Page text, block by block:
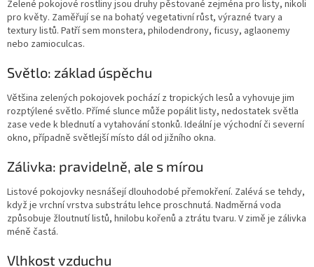
Zelené pokojové rostliny jsou druhy pěstované zejména pro listy, nikoli
pro květy. Zaměřují se na bohatý vegetativní růst, výrazné tvary a
textury listů. Patří sem monstera, philodendrony, ficusy, aglaonemy
nebo zamioculcas.
Světlo: základ úspěchu
Většina zelených pokojovek pochází z tropických lesů a vyhovuje jim
rozptýlené světlo. Přímé slunce může popálit listy, nedostatek světla
zase vede k blednutí a vytahování stonků. Ideální je východní či severní
okno, případně světlejší místo dál od jižního okna.
Zálivka: pravidelně, ale s mírou
Listové pokojovky nesnášejí dlouhodobé přemokření. Zalévá se tehdy,
když je vrchní vrstva substrátu lehce proschnutá. Nadměrná voda
způsobuje žloutnutí listů, hnilobu kořenů a ztrátu tvaru. V zimě je zálivka
méně častá.
Vlhkost vzduchu